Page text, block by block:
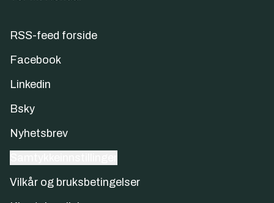
RSS-feed forside
Facebook
Linkedin
Bsky
Nyhetsbrev
Vilkår og bruksbetingelser